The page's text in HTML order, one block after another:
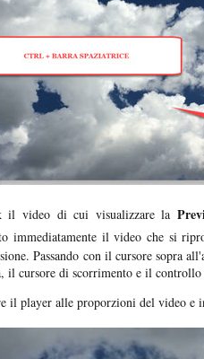
il video di cui visualizzare la
immediatamente il video che si
Passando con il cursore sopra
il cursore di scorrimento e il
il player alle proporzioni del video